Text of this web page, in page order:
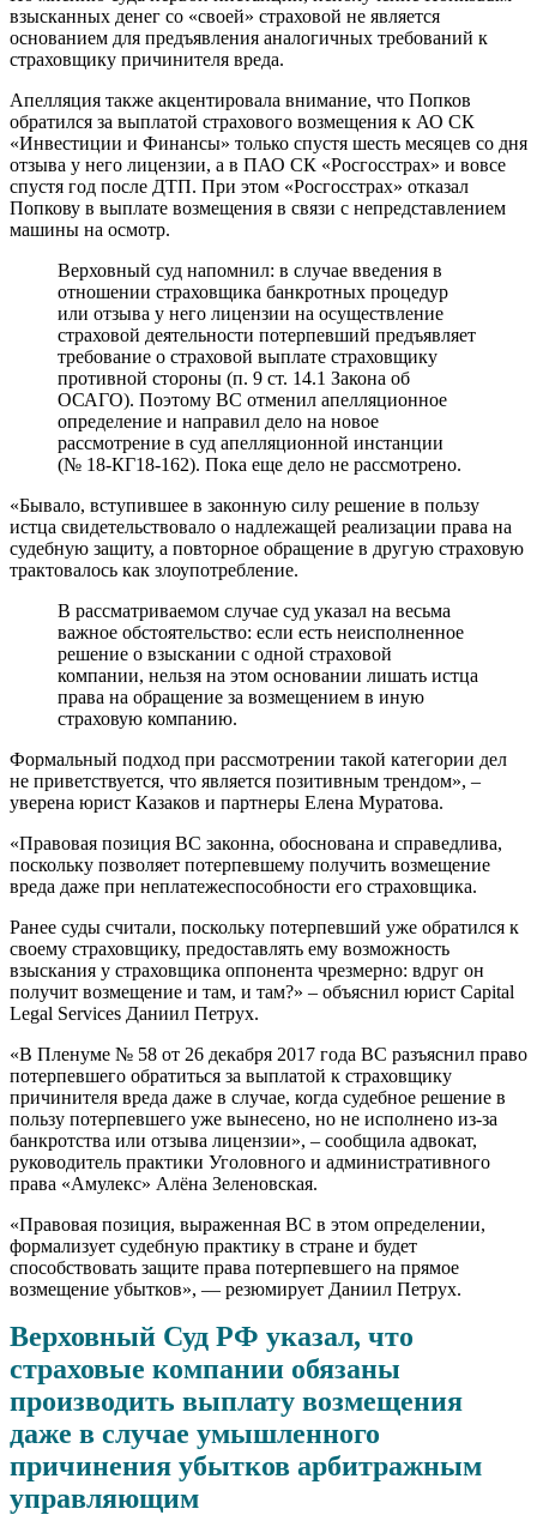
взысканных денег со «своей» страховой не является
основанием для предъявления аналогичных требований к
страховщику причинителя вреда.
Апелляция также акцентировала внимание, что Попков
обратился за выплатой страхового возмещения к АО СК
«Инвестиции и Финансы» только спустя шесть месяцев со дня
отзыва у него лицензии, а в ПАО СК «Росгосстрах» и вовсе
спустя год после ДТП. При этом «Росгосстрах» отказал
Попкову в выплате возмещения в связи с непредставлением
машины на осмотр.
Верховный суд напомнил: в случае введения в
отношении страховщика банкротных процедур
или отзыва у него лицензии на осуществление
страховой деятельности потерпевший предъявляет
требование о страховой выплате страховщику
противной стороны (п. 9 ст. 14.1 Закона об
ОСАГО). Поэтому ВС отменил апелляционное
определение и направил дело на новое
рассмотрение в суд апелляционной инстанции
(№ 18-КГ18-162). Пока еще дело не рассмотрено.
«Бывало, вступившее в законную силу решение в пользу
истца свидетельствовало о надлежащей реализации права на
судебную защиту, а повторное обращение в другую страховую
трактовалось как злоупотребление.
В рассматриваемом случае суд указал на весьма
важное обстоятельство: если есть неисполненное
решение о взыскании с одной страховой
компании, нельзя на этом основании лишать истца
права на обращение за возмещением в иную
страховую компанию.
Формальный подход при рассмотрении такой категории дел
не приветствуется, что является позитивным трендом», –
уверена юрист Казаков и партнеры Елена Муратова.
«Правовая позиция ВС законна, обоснована и справедлива,
поскольку позволяет потерпевшему получить возмещение
вреда даже при неплатежеспособности его страховщика.
Ранее суды считали, поскольку потерпевший уже обратился к
своему страховщику, предоставлять ему возможность
взыскания у страховщика оппонента чрезмерно: вдруг он
получит возмещение и там, и там?» – объяснил юрист Capital
Legal Services Даниил Петрух.
«В Пленуме № 58 от 26 декабря 2017 года ВС разъяснил право
потерпевшего обратиться за выплатой к страховщику
причинителя вреда даже в случае, когда судебное решение в
пользу потерпевшего уже вынесено, но не исполнено из-за
банкротства или отзыва лицензии», – сообщила адвокат,
руководитель практики Уголовного и административного
права «Амулекс» Алёна Зеленовская.
«Правовая позиция, выраженная ВС в этом определении,
формализует судебную практику в стране и будет
способствовать защите права потерпевшего на прямое
возмещение убытков», — резюмирует Даниил Петрух.
Верховный Суд РФ указал, что
страховые компании обязаны
производить выплату возмещения
даже в случае умышленного
причинения убытков арбитражным
управляющим